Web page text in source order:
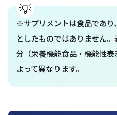
※サプリメントは食品であり
としたものではありません
分（栄養機能食品・機能性
よって異なります。